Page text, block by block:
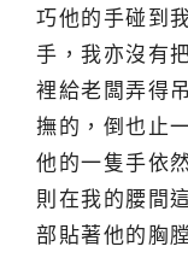
巧他的手碰到
手，我亦沒有
裡給老闆弄得
撫的，倒也止
他的一隻手依
則在我的腰間
部貼著他的胸